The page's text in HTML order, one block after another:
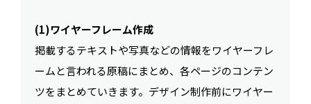
(1)ワイヤーフレーム作成
掲載するテキストや写真などの情報をワイヤーフレ
ームと言われる原稿にまとめ、各ページのコンテン
ツをまとめていきます。デザイン制作前にワイヤー